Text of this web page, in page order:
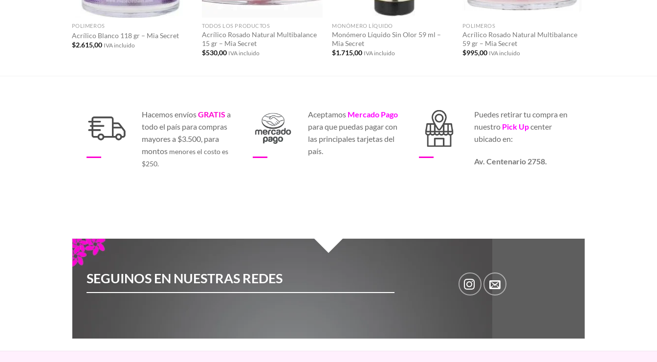
POLIMEROS
Acrílico Blanco 118 gr – Mia Secret
$2.615,00 IVA incluido
TODOS LOS PRODUCTOS
Acrílico Rosado Natural Multibalance
15 gr – Mia Secret
$530,00 IVA incluido
MONÓMERO LÍQUIDO
Monómero Líquido Sin Olor 59 ml –
Mia Secret
$1.715,00 IVA incluido
POLIMEROS
Acrílico Rosado Natural Multibalance
59 gr – Mia Secret
$995,00 IVA incluido
Hacemos envíosGRATIS a
todo el país para compras
mayores a $3.500, para
montos menores el costo es
$250.
Aceptamos Mercado Pago
para que puedas pagar con
las principales tarjetas del
país.
Puedes retirar tu compra en
nuestro Pick Upcenter
ubicado en:
Av. Centenario 2758.
SEGUINOS EN NUESTRAS REDES